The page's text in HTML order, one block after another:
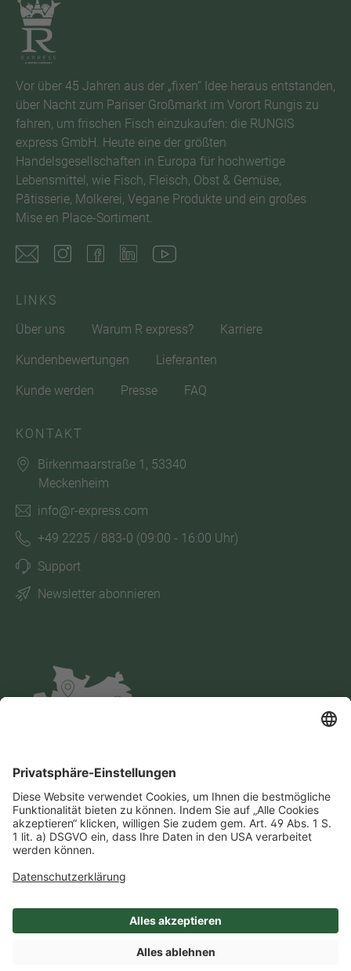
Vor über 45 Jahren aus der „fixen“ Idee heraus entstanden,
über Nacht zum Pariser Großmarkt im Vorort Rungis zu
fahren, um frischen Fisch einzukaufen: die RUNGIS
express GmbH. Heute eine der größten
Handelsgesellschaften in Europa für hochwertige
Lebensmittel, wie Fisch, Fleisch, Obst & Gemüse,
Pâtisserie, Molkerei, Vegane Produkte und ein großes
Mise en Place-Sortiment.
LINKS
Über uns
Warum R express? Karriere
Kundenbewertungen Lieferanten
Kunde werden Presse FAQ
KONTAKT
Birkenmaarstraße 1, 53340
Meckenheim
info@r-express.com
+49 2225 / 883-0 (09:00 - 16:00 Uhr)
Support
Newsletter abonnieren
Impressum Datenschutz
AGB
Cookie-Einstellungen
Compliance